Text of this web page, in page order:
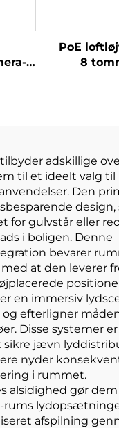
PoE
8
adskillige
til et ideelt valg til
Den
design,
for gulvstår eller
i boligen. Denne
bevarer
at den leverer
en immersiv
efterligner
Disse systemer er
sikre jævn
nyder
i rummet.
alsidighed gør
afspilning